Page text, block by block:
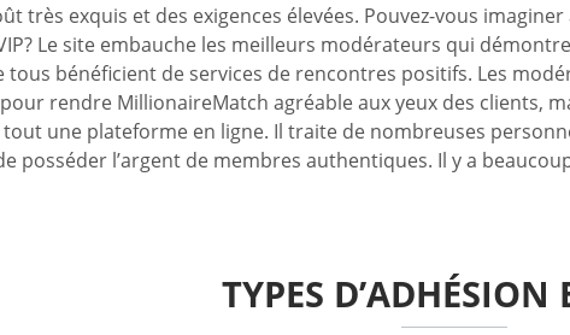
très exquis et des exigences élevées. Pouvez-vous
Le site embauche les meilleurs modérateurs qui
tous bénéficient de services de rencontres positifs. Les
rendre MillionaireMatch agréable aux yeux des clients,
une plateforme en ligne. Il traite de nombreuses
posséder l’argent de membres authentiques. Il y a
TYPES D’ADHÉSION